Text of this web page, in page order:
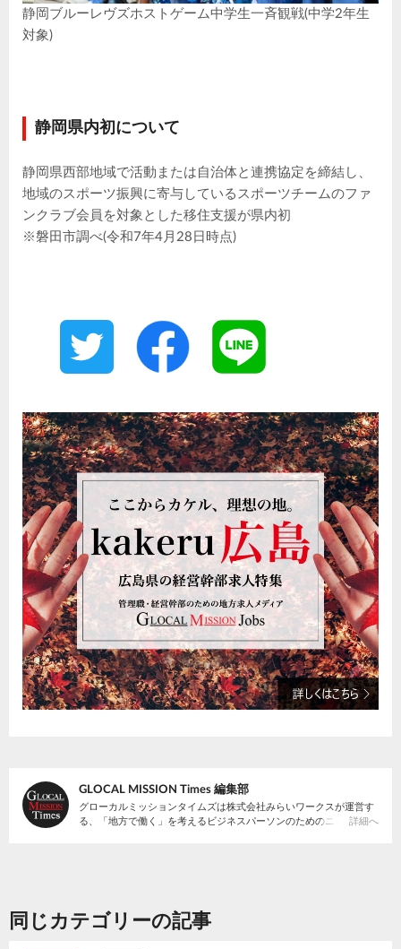
静岡ブルーレヴズホストゲーム中学生一斉観戦(中学2年生
対象)
静岡県内初について
静岡県西部地域で活動または自治体と連携協定を締結し、
地域のスポーツ振興に寄与しているスポーツチームのファ
ンクラブ会員を対象とした移住支援が県内初
※磐田市調べ(令和7年4月28日時点)
GLOCAL MISSION Times 編集部
グローカルミッションタイムズは株式会社みらいワークスが運営す
る、「地方で働く」を考えるビジネスパーソンのためのニュースサ
詳細へ
同じカテゴリーの記事